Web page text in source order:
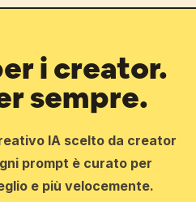
i creator.
sempre.
IA scelto da creator
prompt è curato per
e più velocemente.